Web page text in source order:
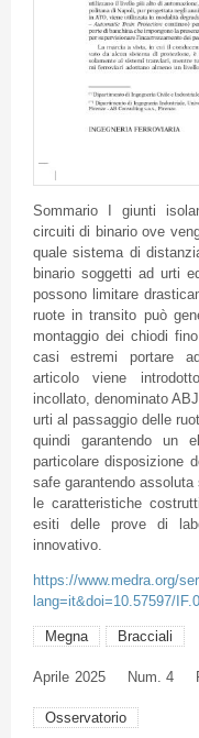
Sommario I giunti
circuiti di binario ove
quale sistema di
binario soggetti ad urti
possono limitare
ruote in transito può
montaggio dei chiodi
casi estremi portare
articolo viene
incollato, denominato
urti al passaggio delle
quindi garantendo un
particolare disposizione
safe garantendo
le caratteristiche
esiti delle prove di
innovativo.
https://www.medra.org/
lang=it&doi=10.57597/
Megna Bracciali
Aprile 2025 Num. 4
Osservatorio